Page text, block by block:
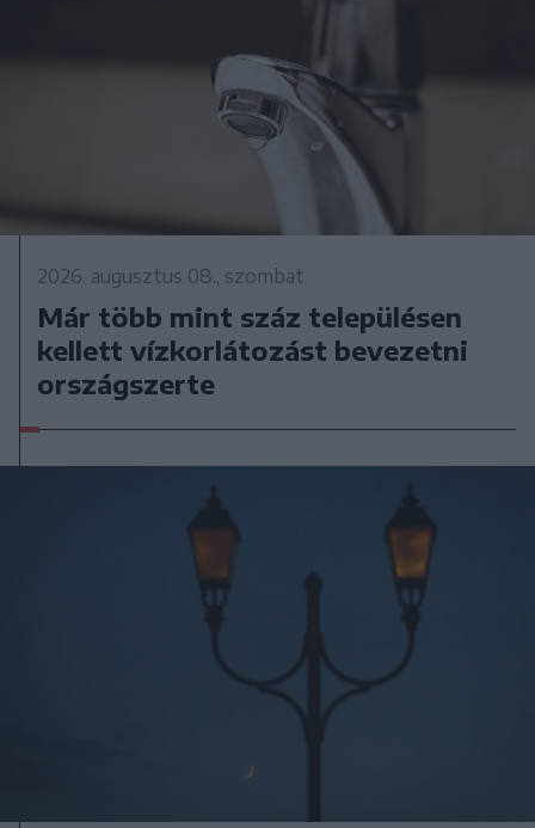
2026. augusztus 08., szombat
Már több mint száz településen
kellett vízkorlátozást bevezetni
országszerte